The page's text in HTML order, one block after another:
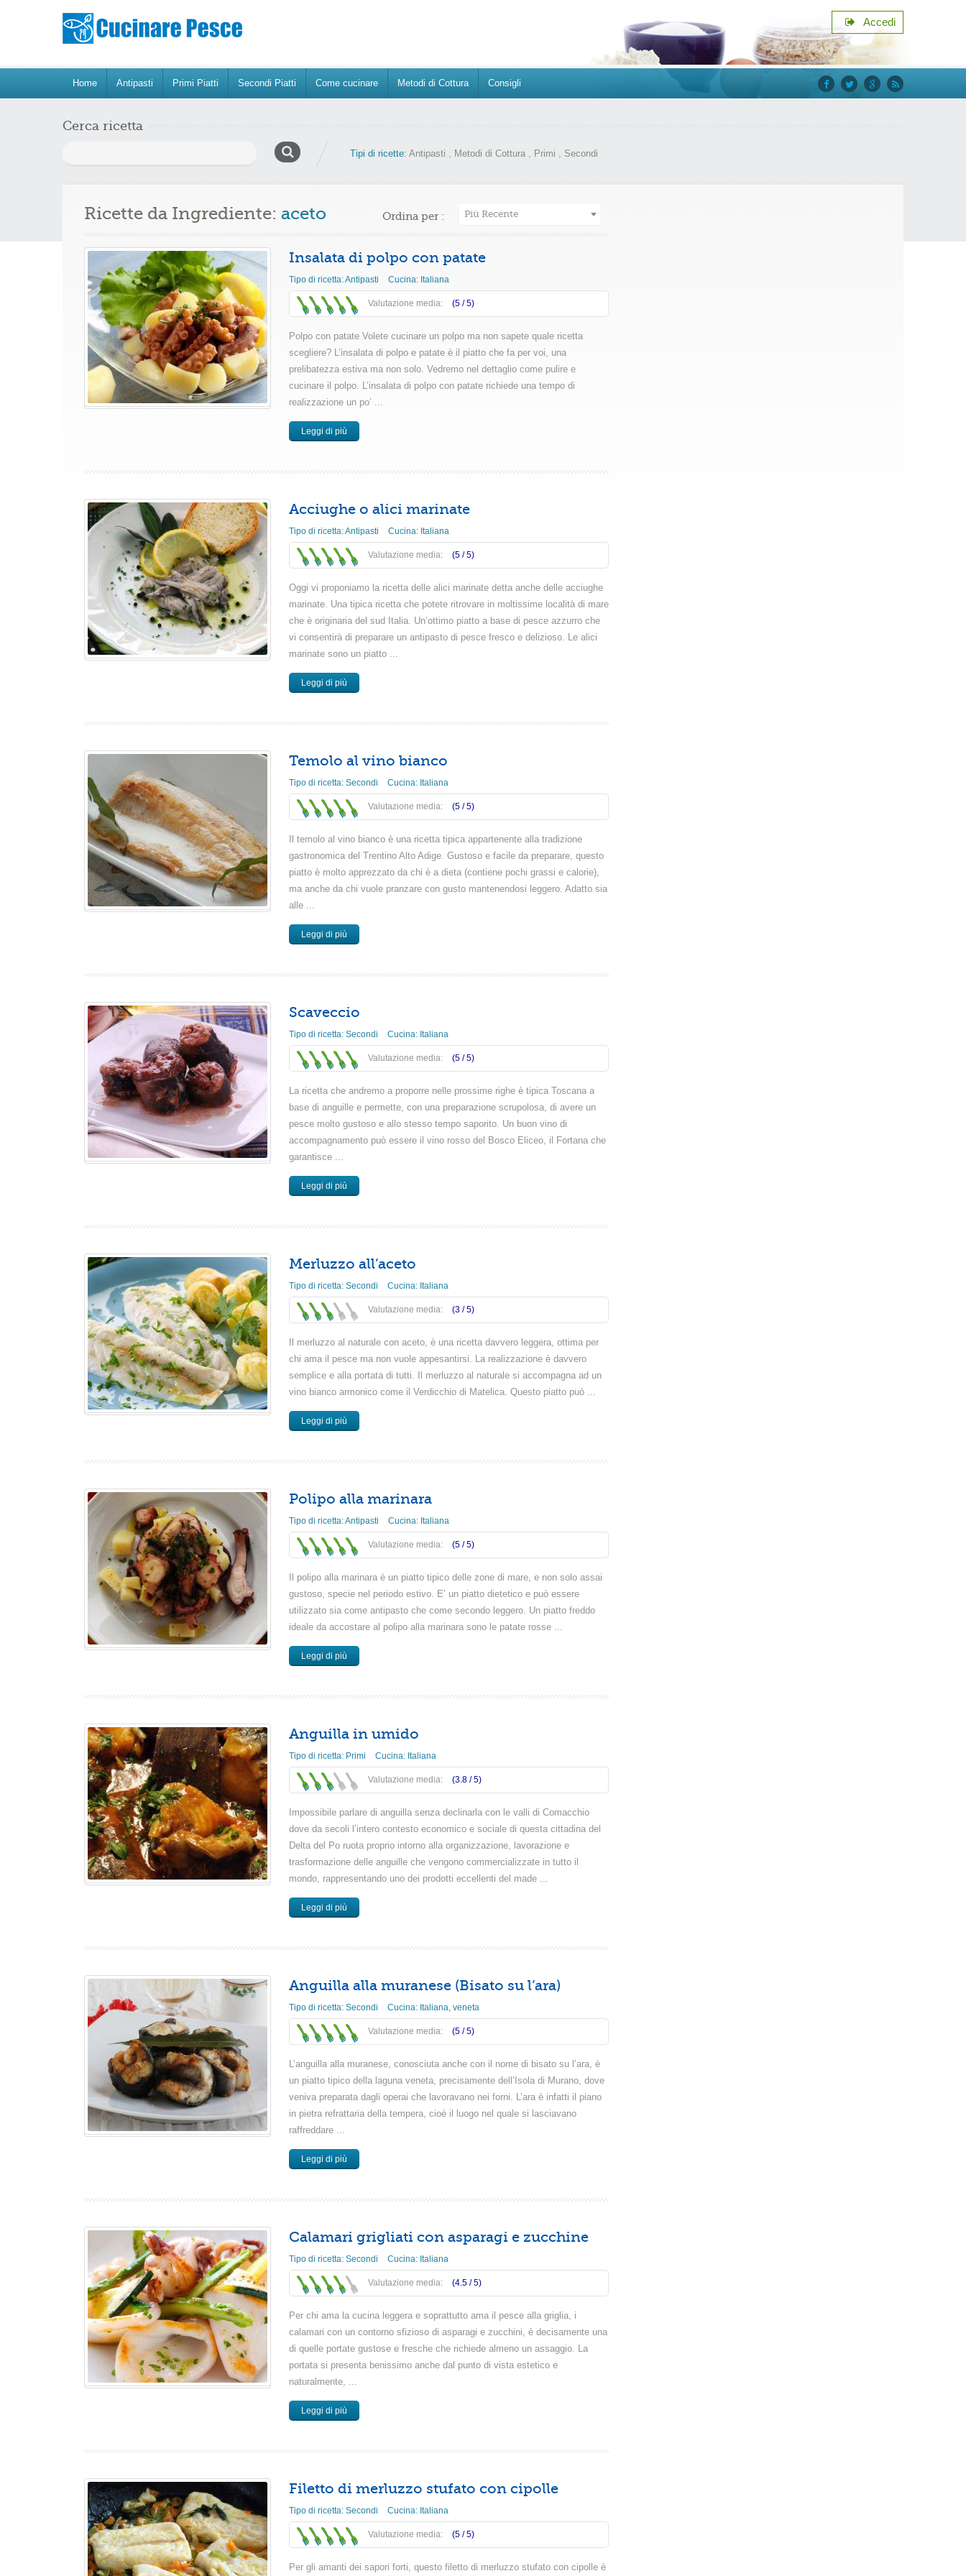
Accedi
Home Antipasti Primi Piatti Secondi Piatti Come cucinare Metodi di Cottura
Consigli
facebook
twittergoogle+
rss
Cerca ricetta
Tipi di ricette: Antipasti , Metodi di Cottura , Primi , Secondi
Ricette da Ingrediente: aceto Ordina per : Più Recente
Insalata di polpo con patate
Tipo di ricetta:Antipasti Cucina: Italiana
Valutazione media: (5 /5)
Polpo con patate Volete cucinare un polpo ma non sapete quale ricetta
scegliere? L’insalata di polpo e patate è il piatto che fa per voi, una
prelibatezza estiva ma non solo. Vedremo nel dettaglio come pulire e
cucinare il polpo. L’insalata di polpo con patate richiede una tempo di
realizzazione un po’ ...
Leggi di più
Acciughe o alici marinate
Tipo di ricetta:Antipasti Cucina: Italiana
Valutazione media: (5 /5)
Oggi vi proponiamo la ricetta delle alici marinate detta anche delle acciughe
marinate. Una tipica ricetta che potete ritrovare in moltissime località di mare
che è originaria del sud Italia. Un’ottimo piatto a base di pesce azzurro che
vi consentirà di preparare un antipasto di pesce fresco e delizioso. Le alici
marinate sono un piatto ...
Leggi di più
Temolo al vino bianco
Tipo di ricetta: Secondi Cucina: Italiana
Valutazione media: (5 /5)
Il temolo al vino bianco è una ricetta tipica appartenente alla tradizione
gastronomica del Trentino Alto Adige. Gustoso e facile da preparare, questo
piatto è molto apprezzato da chi è a dieta (contiene pochi grassi e calorie),
ma anche da chi vuole pranzare con gusto mantenendosi leggero. Adatto sia
alle ...
Leggi di più
Scaveccio
Tipo di ricetta: Secondi Cucina: Italiana
Valutazione media: (5 /5)
La ricetta che andremo a proporre nelle prossime righe è tipica Toscana a
base di anguille e permette, con una preparazione scrupolosa, di avere un
pesce molto gustoso e allo stesso tempo saporito. Un buon vino di
accompagnamento può essere il vino rosso del Bosco Eliceo, il Fortana che
garantisce ...
Leggi di più
Merluzzo all’aceto
Tipo di ricetta: Secondi Cucina: Italiana
Valutazione media: (3 /5)
Il merluzzo al naturale con aceto, è una ricetta davvero leggera, ottima per
chi ama il pesce ma non vuole appesantirsi. La realizzazione è davvero
semplice e alla portata di tutti. Il merluzzo al naturale si accompagna ad un
vino bianco armonico come il Verdicchio di Matelica. Questo piatto può ...
Leggi di più
Polipo alla marinara
Tipo di ricetta:Antipasti Cucina: Italiana
Valutazione media: (5 /5)
Il polipo alla marinara è un piatto tipico delle zone di mare, e non solo assai
gustoso, specie nel periodo estivo. E’ un piatto dietetico e può essere
utilizzato sia come antipasto che come secondo leggero. Un piatto freddo
ideale da accostare al polipo alla marinara sono le patate rosse ...
Leggi di più
Anguilla in umido
Tipo di ricetta: Primi Cucina: Italiana
Valutazione media: (3.8 /5)
Impossibile parlare di anguilla senza declinarla con le valli di Comacchio
dove da secoli l’intero contesto economico e sociale di questa cittadina del
Delta del Po ruota proprio intorno alla organizzazione, lavorazione e
trasformazione delle anguille che vengono commercializzate in tutto il
mondo, rappresentando uno dei prodotti eccellenti del made ...
Leggi di più
Anguilla alla muranese (Bisato su l’ara)
Tipo di ricetta: Secondi Cucina: Italiana, veneta
Valutazione media: (5 /5)
L’anguilla alla muranese, conosciuta anche con il nome di bisato su l’ara, è
un piatto tipico della laguna veneta, precisamente dell’Isola di Murano, dove
veniva preparata dagli operai che lavoravano nei forni. L’ara è infatti il piano
in pietra refrattaria della tempera, cioè il luogo nel quale si lasciavano
raffreddare ...
Leggi di più
Calamari grigliati con asparagi e zucchine
Tipo di ricetta: Secondi Cucina: Italiana
Valutazione media: (4.5 /5)
Per chi ama la cucina leggera e soprattutto ama il pesce alla griglia, i
calamari con un contorno sfizioso di asparagi e zucchini, è decisamente una
di quelle portate gustose e fresche che richiede almeno un assaggio. La
portata si presenta benissimo anche dal punto di vista estetico e
naturalmente, ...
Leggi di più
Filetto di merluzzo stufato con cipolle
Tipo di ricetta: Secondi Cucina: Italiana
Valutazione media: (5 /5)
Per gli amanti dei sapori forti, questo filetto di merluzzo stufato con cipolle è